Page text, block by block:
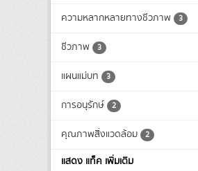
ความหลากหลายทางชีวภาพ 3
ชีวภาพ 3
แผนแม่บท 3
การอนุรักษ์ 2
คุณภาพสิ่งแวดล้อม 2
แสดง แท็ค เพิ่มเติม